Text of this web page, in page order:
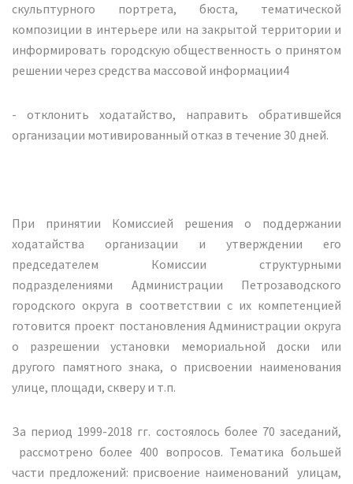
скульптурного портрета, бюста, тематической
композиции в интерьере или на закрытой территории и
информировать городскую общественность о принятом
решении через средства массовой информации4
- отклонить ходатайство, направить обратившейся
организации мотивированный отказ в течение 30 дней.
При принятии Комиссией решения о поддержании
ходатайства организации и утверждении его
председателем Комиссии структурными
подразделениями Администрации Петрозаводского
городского округа в соответствии с их компетенцией
готовится проект постановления Администрации округа
о разрешении установки мемориальной доски или
другого памятного знака, о присвоении наименования
улице, площади, скверу и т.п.
За период 1999-2018 гг. состоялось более 70 заседаний,
рассмотрено более 400 вопросов. Тематика большей
части предложений: присвоение наименований улицам,